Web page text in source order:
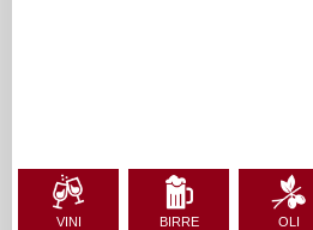
VINI BIRRE OLI